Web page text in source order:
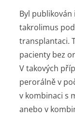
Byl
takrolimus
transplantaci.
pacienty bez
V takových
perorálně v
v kombinaci s
anebo v